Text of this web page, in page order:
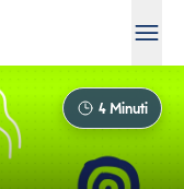
4Minuti